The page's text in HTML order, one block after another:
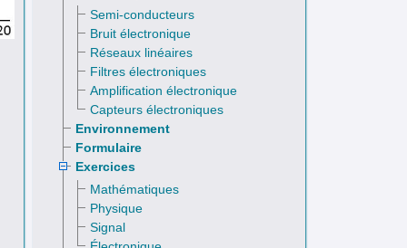
Semi-conducteurs
Bruit électronique
Réseaux linéaires
Filtres électroniques
Amplification électronique
Capteurs électroniques
Environnement
Formulaire
Exercices
Mathématiques
Physique
Signal